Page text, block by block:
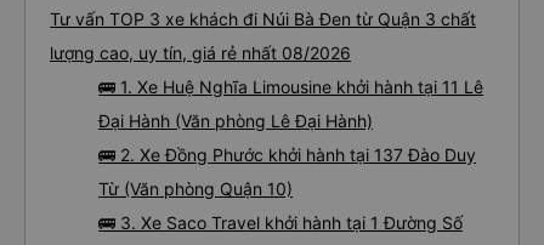
Tư vấn TOP 3 xe khách đi Núi Bà Đen từ Quận 3 chất
lượng cao, uy tín, giá rẻ nhất 08/2026
🚌 1. Xe Huệ Nghĩa Limousine khởi hành tại 11 Lê
Đại Hành (Văn phòng Lê Đại Hành)
🚌 2. Xe Đồng Phước khởi hành tại 137 Đào Duy
Từ (Văn phòng Quận 10)
🚌 3. Xe Saco Travel khởi hành tại 1 Đường Số